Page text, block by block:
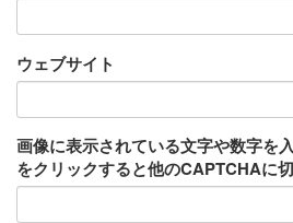
ウェブサイト
画像に表示されている文字や数字を
をクリックすると他のCAPTCHAに